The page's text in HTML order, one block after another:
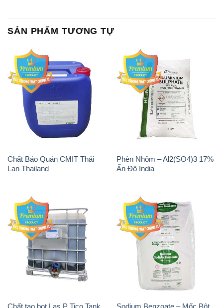
SẢN PHẨM TƯƠNG TỰ
Chất Bảo Quản CMIT Thái
Lan Thailand
Phèn Nhôm – Al2(SO4)3 17%
Ấn Độ India
Chất tạo bọt Las P Tico Tank
Sodium Benzoate – Mốc Bột